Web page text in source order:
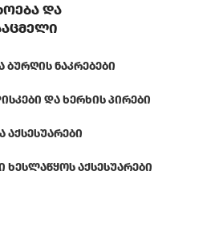
და
ᲑᲣᲠᲦᲘᲡ ᲜᲐᲙᲠᲔᲑᲔᲑᲘ
ᲓᲐ ᲮᲔᲠᲮᲘᲡ ᲞᲘᲠᲔᲑᲘ
ᲐᲥᲡᲔᲡᲣᲐᲠᲔᲑᲘ
ᲮᲔᲡᲚᲐᲬᲧᲝᲡ ᲐᲥᲡᲔᲡᲣᲐᲠᲔᲑᲘ